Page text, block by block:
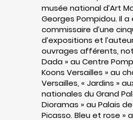
musée national d’Art
Georges Pompidou. Il a
commissaire d’une
d’expositions et
ouvrages afférents,
Dada » au Centre
Koons Versailles » au
Versailles, « Jardins »
nationales du Grand
Dioramas » au Palais
Picasso. Bleu et rose »